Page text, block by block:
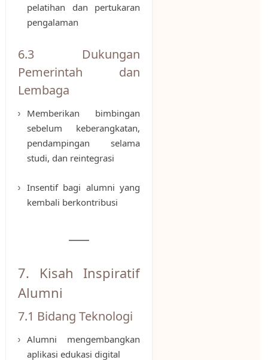
pelatihan dan pertukaran
pengalaman
6.3 Dukungan
Pemerintah dan
Lembaga
Memberikan bimbingan
sebelum keberangkatan,
pendampingan selama
studi, dan reintegrasi
Insentif bagi alumni yang
kembali berkontribusi
7. Kisah Inspiratif
Alumni
7.1 Bidang Teknologi
Alumni mengembangkan
aplikasi edukasi digital